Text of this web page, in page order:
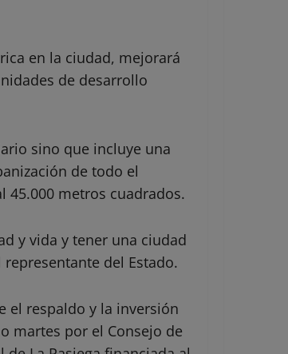
en la ciudad, mejorará
de desarrollo
sino que incluye una
de todo el
45.000 metros cuadrados.
y vida y tener una ciudad
del Estado.
el respaldo y la inversión
martes por el Consejo de